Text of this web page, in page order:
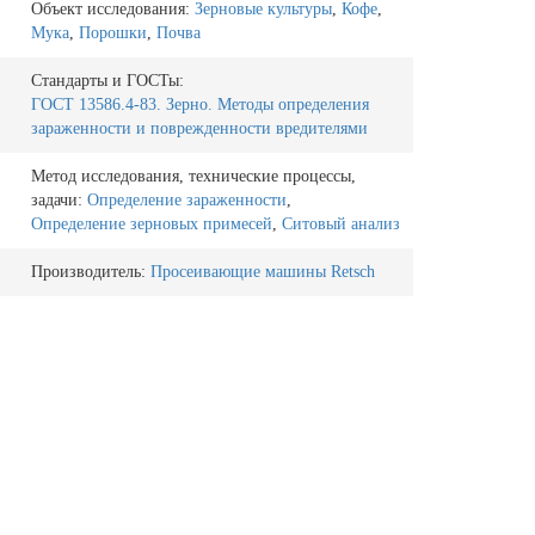
Объект исследования: Зерновые культуры, Кофе,
Мука, Порошки, Почва
Стандарты и ГОСТы:
ГОСТ 13586.4-83. Зерно. Методы определения
зараженности и поврежденности вредителями
Метод исследования, технические процессы,
задачи: Определение зараженности,
Определение зерновых примесей, Ситовый анализ
Производитель: Просеивающие машины Retsch